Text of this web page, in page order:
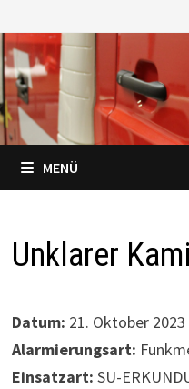
Inhalt
springen
MENÜ
Unklarer
Datum: 21. Oktober
Alarmierungsart:
Einsatzart: SU-